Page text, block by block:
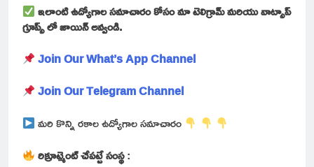
ఇలాంటి ఉద్యోగాల సమాచారం కోసం మా టెలిగ్రామ్ మరియు వాట్సాప్
గ్రూప్స్ లో జాయిన్ అవ్వండి.
Join Our What’s App Channel
Join Our Telegram Channel
మరి కొన్ని రకాల ఉద్యోగాల సమాచారం
రిక్రూట్మెంట్ చేపట్టే సంస్థ: